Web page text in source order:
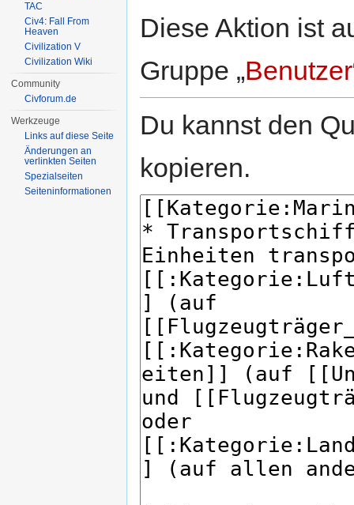
Diese Aktion ist
Gruppe „Benutzer
Du kannst den
kopieren.
TAC
Civ4: Fall From
Heaven
Civilization V
Civilization Wiki
Community
Civforum.de
Werkzeuge
Links auf diese Seite
Änderungen an
verlinkten Seiten
Spezialseiten
Seiten­informationen